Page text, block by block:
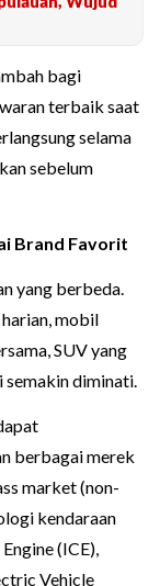
bagi
terbaik saat
selama
sebelum
Brand Favorit
yang berbeda.
mobil
SUV yang
semakin diminati.
berbagai merek
market (non-
kendaraan
(ICE),
Vehicle